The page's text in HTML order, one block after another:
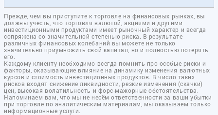
Прежде, чем вы приступите к торговле на финансовых рынках, вы
должны учесть, что торговля валютой, акциями и другими
инвестиционными продуктами имеет рыночный характер и всегда
сопряжена со значительной степенью риска. В результате
различных финансовых колебаний вы можете не только
значительно приумножить свой капитал, но и полностью потерять
его.
Каждому клиенту необходимо всегда помнить про особые риски и
факторы, оказывающие влияние на динамику изменения валютных
курсов и стоимость инвестиционных продуктов. В число таких
рисков входят снижение ликвидности, резкие изменения (скачки)
цен, высокая волатильность и форс-мажорные обстоятельства.
Напоминаем вам, что мы не несём ответственности за ваши убытки
при торговле по аналитическим материалам, мы оказываем только
информационные услуги.